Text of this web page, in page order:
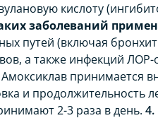
кислоту
заболеваний
путей (включая
а также инфекций ЛОР-
Амоксиклав принимается
и продолжительность
2-3 раза в день.